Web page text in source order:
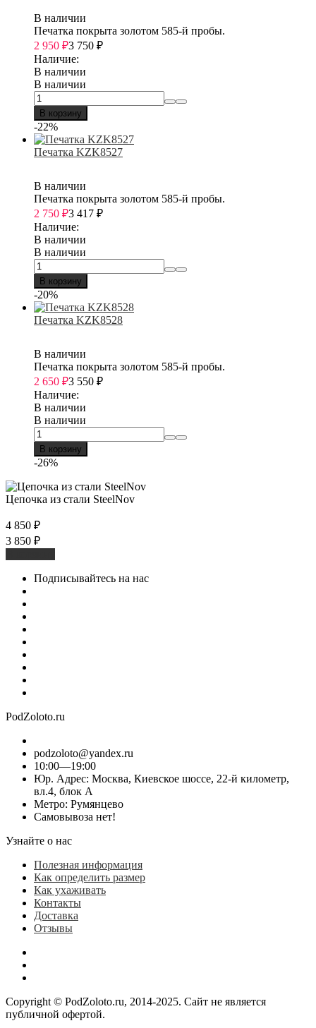
В наличии
Печатка покрыта золотом 585-й пробы.
2 950 ₽3 750 ₽
Наличие:
В наличии
В наличии
В корзину
-22%
Печатка KZK8527
В наличии
Печатка покрыта золотом 585-й пробы.
2 750 ₽3 417 ₽
Наличие:
В наличии
В наличии
В корзину
-20%
Печатка KZK8528
В наличии
Печатка покрыта золотом 585-й пробы.
2 650 ₽3 550 ₽
Наличие:
В наличии
В наличии
В корзину
-26%
Цепочка из стали SteelNov
4 850 ₽
3 850 ₽
Подписывайтесь на нас
PodZoloto.ru
podzoloto@yandex.ru
10:00—19:00
Юр. Адреc: Москва, Киевское шоссе, 22-й километр,
вл.4, блок А
Метро: Румянцево
Самовывоза нет!
Узнайте о нас
Полезная информация
Как определить размер
Как ухаживать
Контакты
Доставка
Отзывы
Copyright © PodZoloto.ru, 2014-2025. Сайт не является
публичной офертой.